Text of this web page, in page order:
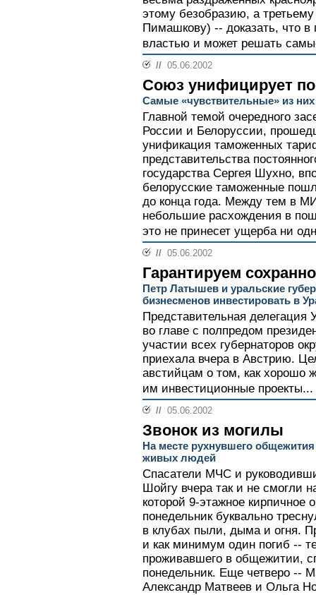
этому безобразию, а
Пимашкову) -- доказать, что в
властью и может решать
// 05.06.2002
Союз унифицирует
Самые «чувствительные» из
Главной темой очередного
России и Белоруссии,
унификация таможенных
представительства
государства Сергея Шухно,
белорусские таможенные
до конца года. Между тем в
небольшие расхождения в
это не принесет ущерба ни
// 05.06.2002
Гарантируем
Петр Латышев и уральские
бизнесменов инвестировать в
Представительная делегация
во главе с полпредом
участии всех губернаторов
приехала вчера в Австрию.
австийцам о том, как хорошо
им инвестиционные проекты...
// 05.06.2002
Звонок из могилы
На месте рухнувшего
живых людей
Спасатели МЧС и
Шойгу вчера так и не смогли
которой 9-этажное кирпичное
понедельник буквально
в клубах пыли, дыма и огня.
и как минимум один погиб --
проживавшего в общежитии,
понедельник. Еще четверо --
Александр Матвеев и Ольга